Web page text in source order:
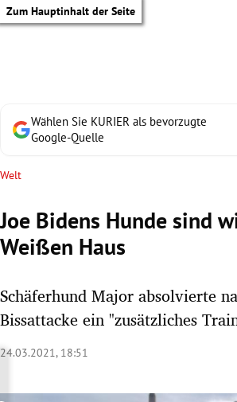
Zum Hauptinhalt der Seite
Wählen Sie KURIER als bevorzugte
Google-Quelle
Welt
Joe Bidens Hunde sind
Weißen Haus
Schäferhund Major absolvierte
Bissattacke ein "zusätzliches
24.03.2021, 18:51